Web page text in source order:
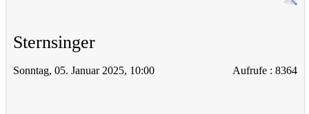
Sternsinger
Sonntag, 05. Januar 2025, 10:00 Aufrufe: 8364